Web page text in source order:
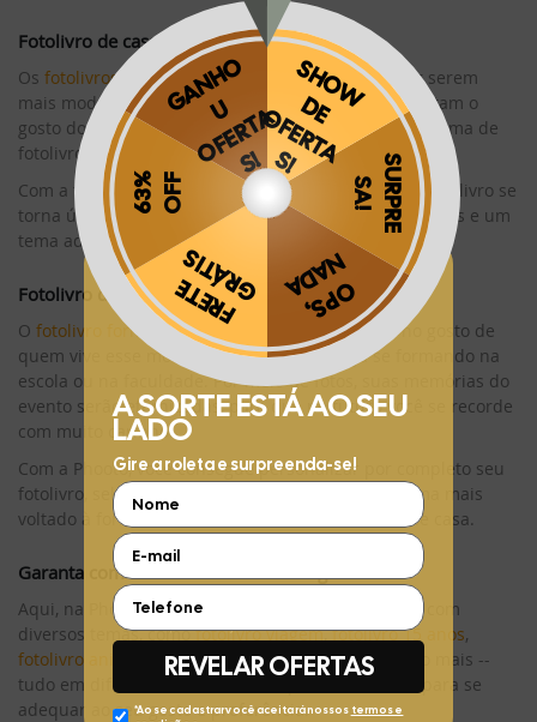
Fotolivro de casamento
Os fotolivros casamentossão os mais pedidos. Por serem
mais modernos que os tradicionais álbuns, conquistam o
gosto dos noivos e eternizam esses momentos em forma de
fotolivro.
Com a total personalização por parte dos noivos, o fotolivro se
torna único e ainda mais especial, com fotos escolhidas e um
tema adequado para o evento.
Fotolivro de formatura
O fotolivro formaturase encaixa perfeitamente no gosto de
quem vive esse momento de transição, seja se formando na
escola ou na faculdade. Por meio de fotos, suas memórias do
evento serão eternizadas, para que no futuro você se recorde
com muito carinho.
Com a Phooto, você consegue personalizar por completo seu
fotolivro, selecionando suas melhores fotos e o tema mais
voltado à formatura -- tudo isso online, sem sair de casa.
Garanta com a Phooto seu fotolivro grande
Aqui, na Phooto, você encontra o fotolivro perfeito, com
diversos temas, comofotolivro viagem,fotolivro 15 anos,
fotolivro aniversário,fotolivro dia das mãese muito mais --
tudo em diferentes tamanhos e tipos de material, para se
adequar ao seu gosto e preferência.
Obrigado por se cadastrar na
Aproveite e receba as novidades e ofertas exclusivas da